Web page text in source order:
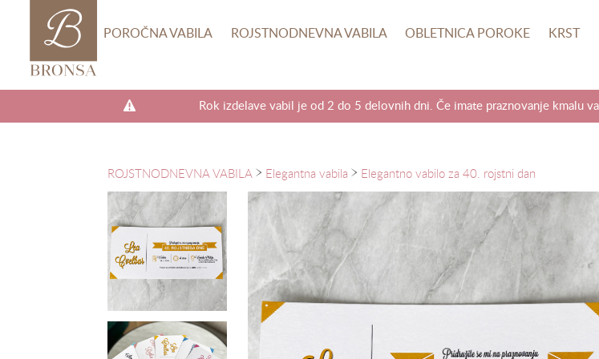
b POROČNA VABILA ROJSTNODNEVNA VABILA OBLETNICA POROKE KRST
Rok izdelave vabil je od 2 do 5 delovnih dni. Če imate praznovanje kmalu
ROJSTNODNEVNA VABILA a Elegantna vabila a Elegantno vabilo za 40. rojstni dan